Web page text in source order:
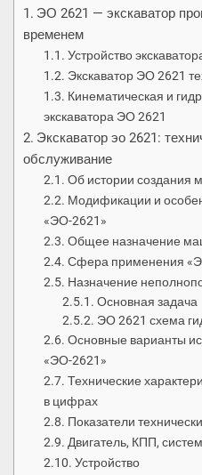
ЭО 2621 — экскаватор
временем
Устройство
Экскаватор ЭО 2621
Кинематическая и
экскаватора ЭО 2621
Экскаватор эо 2621:
обслуживание
Об истории создания
Модификации и
«ЭО-2621»
Общее назначение
Сфера применения
Назначение
Основная задача
ЭО 2621 схема
Основные варианты
«ЭО-2621»
Технические
в цифрах
Показатели
Двигатель, КПП,
Устройство